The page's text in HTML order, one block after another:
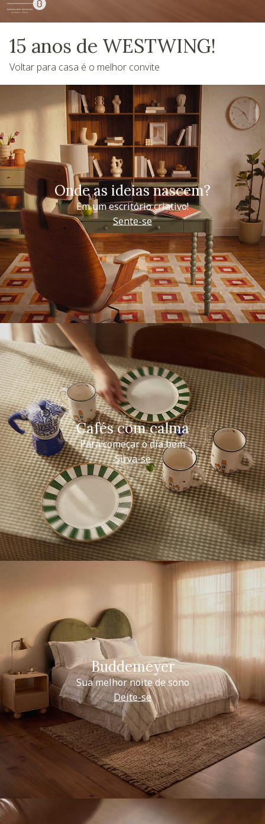
15 anos de WESTWING!
Voltar para casa é o melhor convite
Onde as ideias nascem?
Em um escritório criativo!
Sente-se
Cafés com calma
Para começar o dia bem
Sirva-se
Buddemeyer
Sua melhor noite de sono
Deite-se